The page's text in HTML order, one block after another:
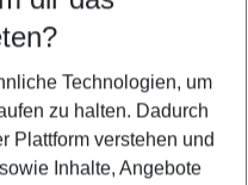
Technologien, um
zu halten. Dadurch
Plattform verstehen und
Inhalte, Angebote